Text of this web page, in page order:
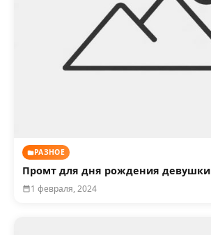
РАЗНОЕ
Промт для дня рождения девушки
1 февраля, 2024